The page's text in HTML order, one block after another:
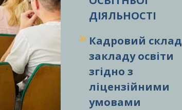
ДІЯЛЬНОСТІ
Кадровий склад
закладу освіти
згідно з
ліцензійними
умовами